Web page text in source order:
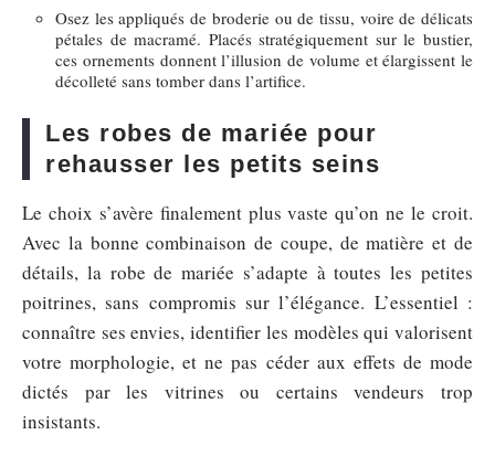
Osez les appliqués de broderie ou de tissu, voire de délicats
pétales de macramé. Placés stratégiquement sur le bustier,
ces ornements donnent l’illusion de volume et élargissent le
décolleté sans tomber dans l’artifice.
Les robes de mariée pour
rehausser les petits seins
Le choix s’avère finalement plus vaste qu’on ne le croit.
Avec la bonne combinaison de coupe, de matière et de
détails, la robe de mariée s’adapte à toutes les petites
poitrines, sans compromis sur l’élégance. L’essentiel :
connaître ses envies, identifier les modèles qui valorisent
votre morphologie, et ne pas céder aux effets de mode
dictés par les vitrines ou certains vendeurs trop
insistants.